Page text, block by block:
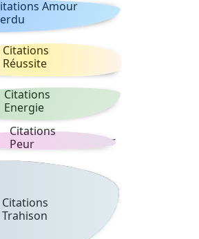
Amour
Citations
Réussite
Citations
Energie
Citations
Peur
Citations
Trahison